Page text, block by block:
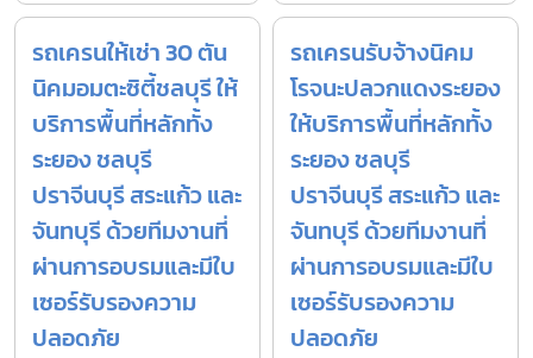
รถเครนให้เช่า 30 ตัน
นิคมอมตะซิตี้ชลบุรี ให้
บริการพื้นที่หลักทั้ง
ระยอง ชลบุรี
ปราจีนบุรี สระแก้ว และ
จันทบุรี ด้วยทีมงานที่
ผ่านการอบรมและมีใบ
เซอร์รับรองความ
ปลอดภัย
รถเครนรับจ้างนิคม
โรจนะปลวกแดงระยอง
ให้บริการพื้นที่หลักทั้ง
ระยอง ชลบุรี
ปราจีนบุรี สระแก้ว และ
จันทบุรี ด้วยทีมงานที่
ผ่านการอบรมและมีใบ
เซอร์รับรองความ
ปลอดภัย